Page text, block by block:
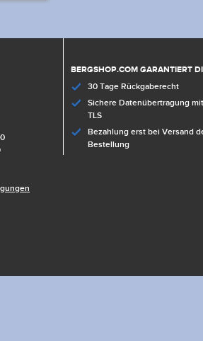
BERGSHOP.COM GARANTIERT
30 Tage Rückgaberecht
Sichere Datenübertragung
TLS
Bezahlung erst bei Versand
Bestellung